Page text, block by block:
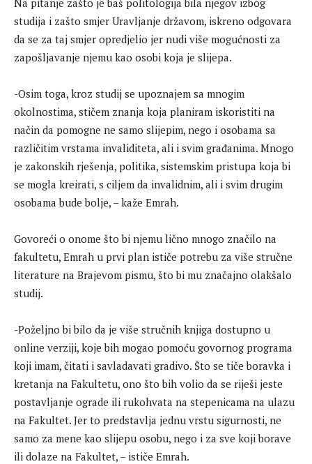
studija i zašto smjer Uravljanje državom, iskreno odgovara
da se za taj smjer opredjelio jer nudi više mogućnosti za
zapošljavanje njemu kao osobi koja je slijepa.
-Osim toga, kroz studij se upoznajem sa mnogim
okolnostima, stičem znanja koja planiram iskoristiti na
način da pomogne ne samo slijepim, nego i osobama sa
različitim vrstama invaliditeta, ali i svim građanima. Mnogo
je zakonskih rješenja, politika, sistemskim pristupa koja bi
se mogla kreirati, s ciljem da invalidnim, ali i svim drugim
osobama bude bolje, – kaže Emrah.
Govoreći o onome što bi njemu lično mnogo značilo na
fakultetu, Emrah u prvi plan ističe potrebu za više stručne
literature na Brajevom pismu, što bi mu značajno olakšalo
studij.
-Poželjno bi bilo da je više stručnih knjiga dostupno u
online verziji, koje bih mogao pomoću govornog programa
koji imam, čitati i savladavati gradivo. Što se tiče boravka i
kretanja na Fakultetu, ono što bih volio da se riješi jeste
postavljanje ograde ili rukohvata na stepenicama na ulazu
na Fakultet. Jer to predstavlja jednu vrstu sigurnosti, ne
samo za mene kao slijepu osobu, nego i za sve koji borave
ili dolaze na Fakultet, – ističe Emrah.